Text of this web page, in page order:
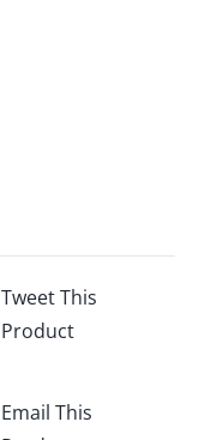
Tweet This
Product
Email This